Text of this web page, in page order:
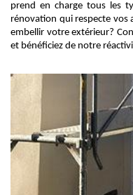
prend en charge tous les
rénovation qui respecte vos
embellir votre extérieur?
et bénéficiez de notre